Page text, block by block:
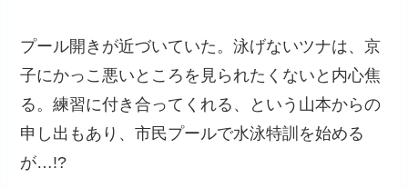
プール開きが近づいていた。泳げないツナは、京
子にかっこ悪いところを見られたくないと内心焦
る。練習に付き合ってくれる、という山本からの
申し出もあり、市民プールで水泳特訓を始める
が…!?